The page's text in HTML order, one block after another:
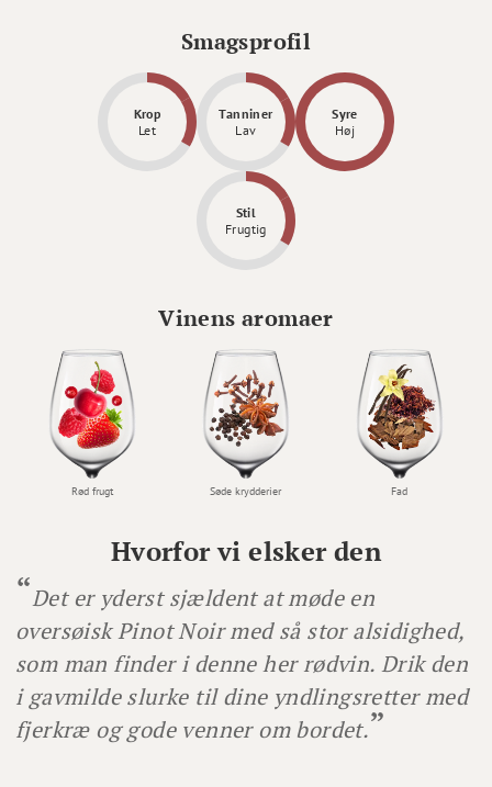
Hvorfor vi elsker den
Det er yderst sjældent at møde en
oversøisk Pinot Noir med så stor alsidighed,
som man finder i denne her rødvin. Drik den
i gavmilde slurke til dine yndlingsretter med
fjerkræ og gode venner om bordet.
Smagsprofil
Krop
Let
Tanniner
Lav
Syre
Høj
Stil
Frugtig
Vinens aromaer
Rød frugt Søde krydderier Fad